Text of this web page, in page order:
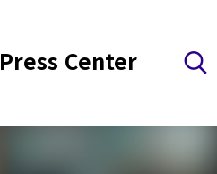
Press Center 검색 레이어 열기